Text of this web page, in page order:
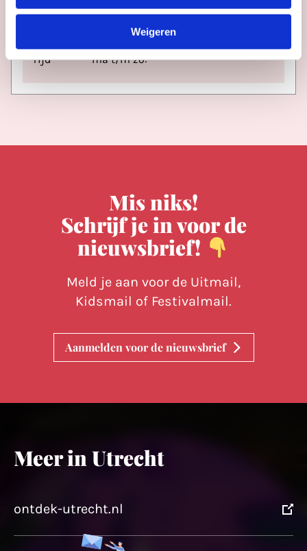
Weigeren
doorlopend
Tijd
ma t/m zo:
Mis niks!
Schrijf je in voor de
nieuwsbrief!
Meld je aan voor de Uitmail,
Kidsmail of Festivalmail.
Aanmelden voor de nieuwsbrief
Meer in Utrecht
ontdek-utrecht.nl